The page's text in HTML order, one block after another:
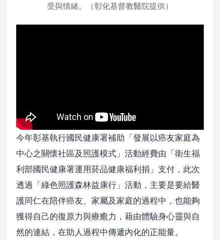
受與情緒。（彰化基督教醫院提供）
今年彰基執行國民健康署補助「發展以癌友家庭為
中心之關懷社區及照護模式」活動經費由「衛生福
利部國民健康署運用菸品健康福利捐」支付，此次
透過「綠色照護森林益康行」活動，主要是要給醫
護同仁在陪伴癌友、家屬及家庭的過程中，也能夠
獲得自己的復原力與療癒力，藉由體驗身心靈與自
然的連結，在助人過程中傳遞內化的正能量。